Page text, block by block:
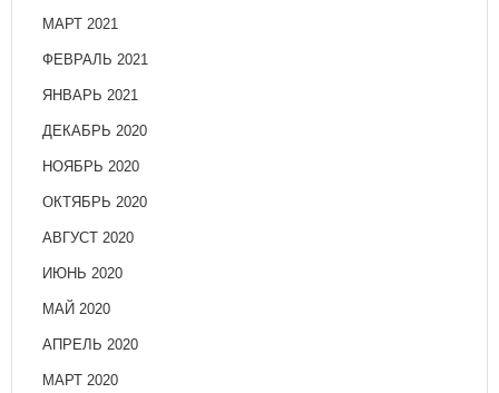
МАРТ 2021
ФЕВРАЛЬ 2021
ЯНВАРЬ 2021
ДЕКАБРЬ 2020
НОЯБРЬ 2020
ОКТЯБРЬ 2020
АВГУСТ 2020
ИЮНЬ 2020
МАЙ 2020
АПРЕЛЬ 2020
МАРТ 2020